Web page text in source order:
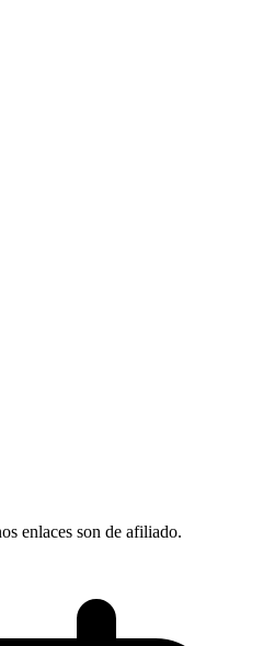
enlaces son de afiliado.